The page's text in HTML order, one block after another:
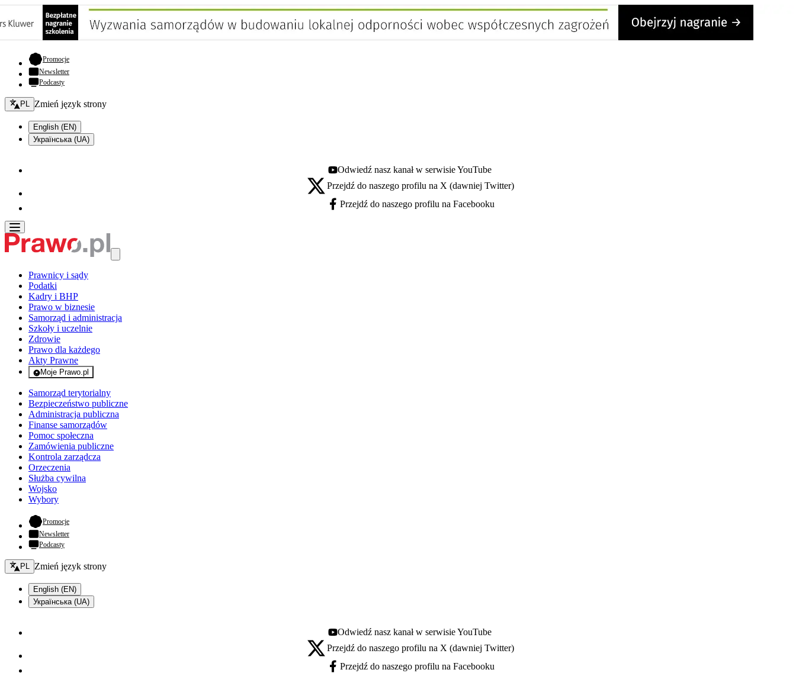
Promocje- otwiera się w nowej karcie
Newsletter
Podcasty
Zmień język - bieżący:
PL Zmień język strony
English (EN)
Українська (UA)
Youtube - otwiera się w nowej karcie
Odwiedź nasz kanał w serwisie YouTube
X - otwiera się w nowej karcie
Przejdź do naszego profilu na X (dawniej Twitter)
Facebook - otwiera się w nowej karcie
Przejdź do naszego profilu na Facebooku
Prawnicy i sądy
Podatki
Kadry i BHP
Prawo w biznesie
Samorząd i administracja
Szkoły i uczelnie
Zdrowie
Prawo dla każdego
Akty Prawne
Moje Prawo.pl
- rejestracja i logowanie do serwisu
Samorząd terytorialny
Bezpieczeństwo publiczne
Administracja publiczna
Finanse samorządów
Pomoc społeczna
Zamówienia publiczne
Kontrola zarządcza
Orzeczenia
Służba cywilna
Wojsko
Wybory
Promocje- otwiera się w nowej karcie
Newsletter
Podcasty
Zmień język - bieżący:
PL Zmień język strony
English (EN)
Українська (UA)
Youtube - otwiera się w nowej karcie
Odwiedź nasz kanał w serwisie YouTube
X - otwiera się w nowej karcie
Przejdź do naszego profilu na X (dawniej Twitter)
Facebook - otwiera się w nowej karcie
Przejdź do naszego profilu na Facebooku